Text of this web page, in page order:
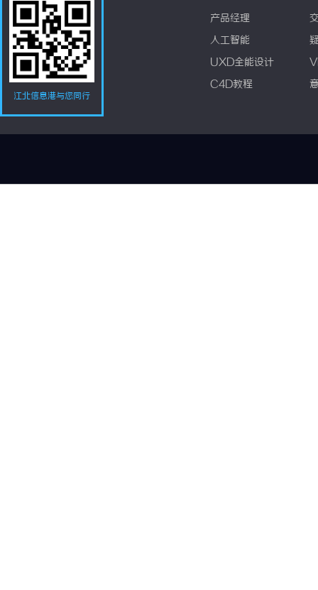
江北信息港与您同行
产品经理
人工智能
UXD全能设计
C4D教程